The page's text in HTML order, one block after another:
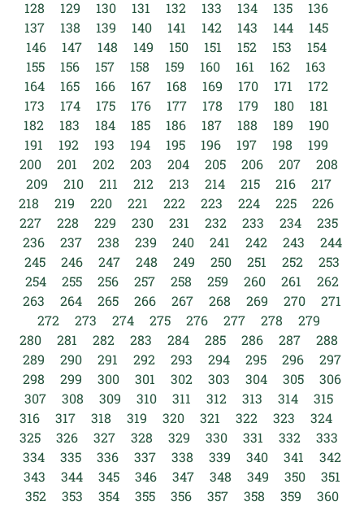
128
129 130 131 132 133 134 135
136
137
138 139 140 141 142 143 144
145
146
147 148 149 150 151 152 153
154
155
156 157 158 159 160 161 162
163
164
165 166 167 168 169 170 171
172
173
174 175 176 177 178 179 180
181
182
183 184 185 186 187 188 189
190
191
192 193 194 195 196 197 198
199
200
201 202 203 204 205 206 207
208
209
210 211 212 213 214 215 216
217
218
219 220 221 222 223 224 225
226
227
228 229 230 231 232 233 234
235
236
237 238 239 240 241 242 243
244
245
246 247 248 249 250 251 252
253
254
255 256 257 258 259 260 261
262
263
264 265 266 267 268 269 270
271
272
273 274 275 276 277 278
279
280
281 282 283 284 285 286 287
288
289
290 291 292 293 294 295 296
297
298
299 300 301 302 303 304 305
306
307
308 309 310 311 312 313 314
315
316
317 318 319 320 321 322 323
324
325
326 327 328 329 330 331 332
333
334
335 336 337 338 339 340 341
342
343
344 345 346 347 348 349 350
351
352
353 354 355 356 357 358 359
360